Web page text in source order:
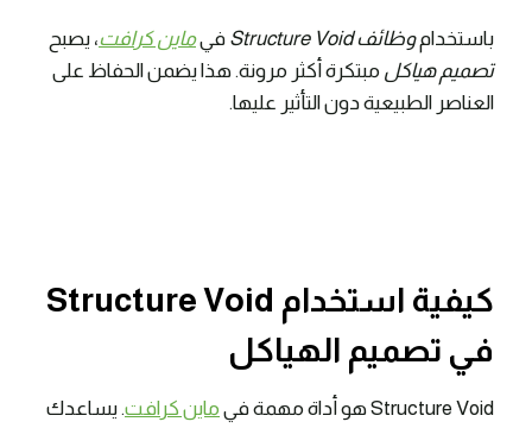
باستخداموظائف Structure Void فيماين كرافت، يصبح
تصميم هياكل مبتكرة أكثر مرونة. هذا يضمن الحفاظ على
العناصر الطبيعية دون التأثير عليها.
كيفية استخدام Structure Void
في تصميم الهياكل
Structure Void هو أداة مهمة في ماين كرافت. يساعدك